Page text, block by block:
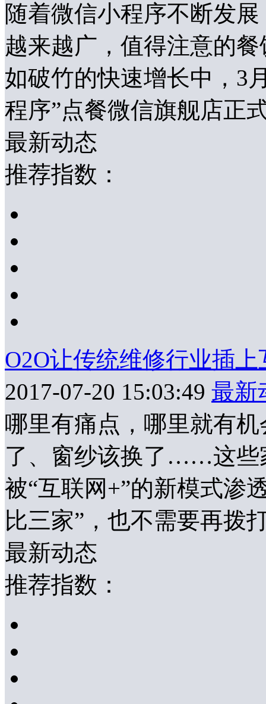
随着微信小程序不断发
越来越广，值得注意的
如破竹的快速增长中，3
程序”点餐微信旗舰店正
最新动态
推荐指数：
O2O让传统维修行业插
2017-07-20 15:03:49 最新
哪里有痛点，哪里就有
了、窗纱该换了……这些
被“互联网+”的新模式渗
比三家”，也不需要再拨
最新动态
推荐指数：